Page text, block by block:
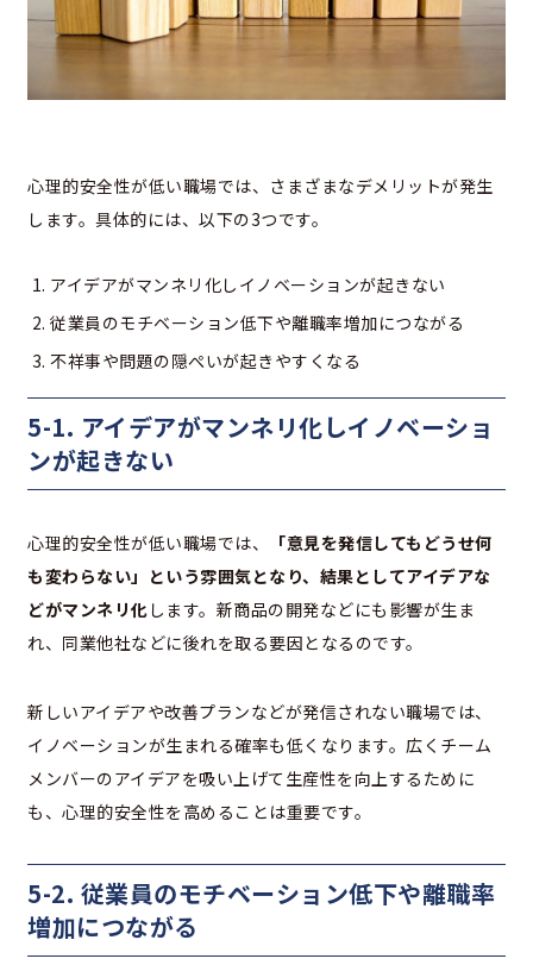
心理的安全性が低い職場では、さまざまなデメリットが発生
します。具体的には、以下の3つです。
アイデアがマンネリ化しイノベーションが起きない
従業員のモチベーション低下や離職率増加につながる
不祥事や問題の隠ぺいが起きやすくなる
5-1. アイデアがマンネリ化しイノベーショ
ンが起きない
心理的安全性が低い職場では、
「意見を発信してもどうせ何
も変わらない」という雰囲気となり、結果としてアイデアな
どがマンネリ化 します。新商品の開発などにも影響が生ま
れ、同業他社などに後れを取る要因となるのです。
新しいアイデアや改善プランなどが発信されない職場では、
イノベーションが生まれる確率も低くなります。広くチーム
メンバーのアイデアを吸い上げて生産性を向上するために
も、心理的安全性を高めることは重要です。
5-2. 従業員のモチベーション低下や離職率
増加につながる